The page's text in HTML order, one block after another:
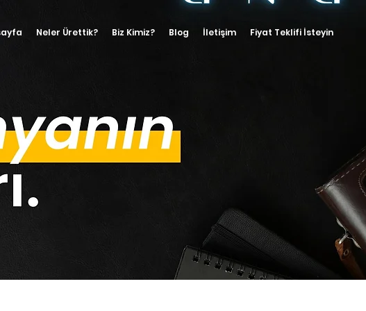
Neler Ürettik? Biz Kimiz? Blog İletişim Fiyat Teklifi İsteyin